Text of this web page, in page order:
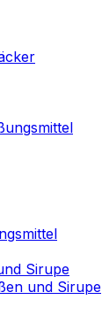
Sirupe
und Sirupe